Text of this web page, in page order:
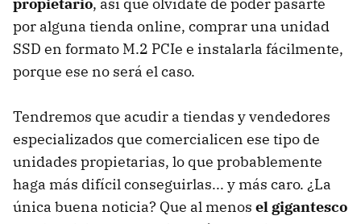
por alguna tienda online, comprar una unidad
SSD en formato M.2 PCIe e instalarla fácilmente,
porque ese no será el caso.
Tendremos que acudir a tiendas y vendedores
especializados que comercialicen ese tipo de
unidades propietarias, lo que probablemente
haga más difícil conseguirlas... y más caro. ¿La
única buena noticia? Que al menos el gigantesco